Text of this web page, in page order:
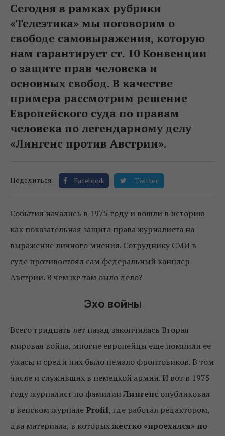
Сегодня в рамках рубрики
«Телеэтика» мы поговорим о
свободе самовыражения, которую
нам гарантирует ст. 10 Конвенции
о защите прав человека и
основных свобод. В качестве
примера рассмотрим решение
Европейского суда по правам
человека по легендарному делу
«Лингенс против Австрии».
Поделиться: Facebook Twitter
События начались в 1975 году и вошли в историю
как показательная защита права журналиста на
выражение личного мнения. Сотруднику СМИ в
суде противостоял сам федеральный канцлер
Австрии. В чем же там было дело?
Эхо войны
Всего тридцать лет назад закончилась Вторая
мировая война, многие европейцы еще помнили ее
ужасы и среди них было немало фронтовиков. В том
числе и служивших в немецкой армии. И вот в 1975
году журналист по фамилииЛингенс опубликовал
в венском журнале Profil, где работал редактором,
два материала, в которыхжестко «проехался» по